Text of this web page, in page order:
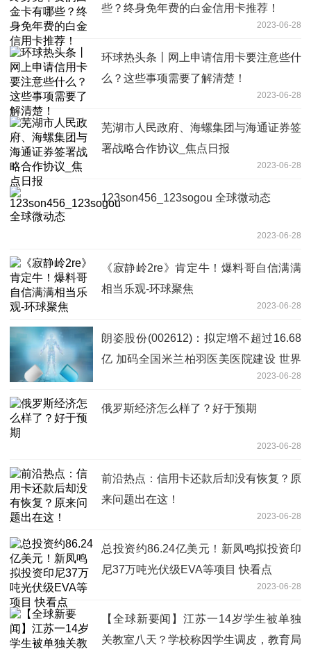
些？终身免年费的白金信用卡推荐！
2023-06-28
环球热头条丨网上申请信用卡要注意些什
么？这些事项需要了解清楚！
2023-06-28
芜湖市人民政府、海螺集团与海通证券签
署战略合作协议_焦点日报
2023-06-28
123son456_123sogou 全球微动态
2023-06-28
《寂静岭2re》肯定牛！爆料哥自信满满
相当乐观-环球聚焦
2023-06-28
朗姿股份(002612)：拟定增不超过16.68
亿 加码全国米兰柏羽医美医院建设 世界
2023-06-28
俄罗斯经济怎么样了？好于预期
2023-06-28
前沿热点：信用卡还款后却没有恢复？原
来问题出在这！
2023-06-28
总投资约86.24亿美元！新凤鸣拟投资印
尼37万吨光伏级EVA等项目 快看点
2023-06-28
【全球新要闻】江苏一14岁学生被单独
关教室八天？学校称因学生调皮，教育局